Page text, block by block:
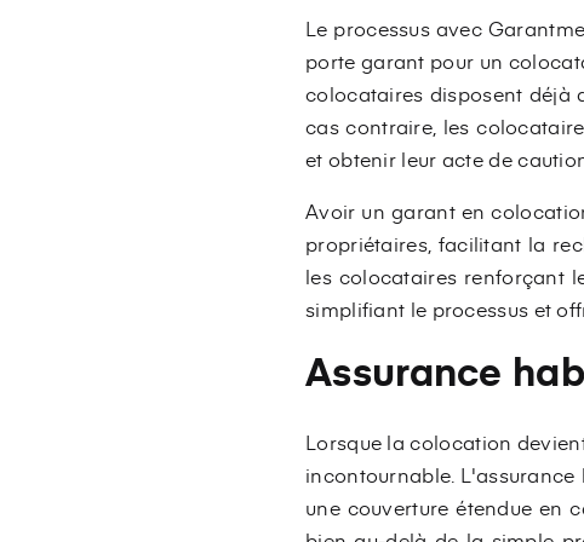
Le processus avec
porte garant pour un
colocataires disposent déjà
cas contraire, les
et obtenir leur acte de
Avoir un garant en
propriétaires, facilitant la
les colocataires renforçant
simplifiant le processus et
Assurance
Lorsque la colocation
incontournable.
une couverture étendue en